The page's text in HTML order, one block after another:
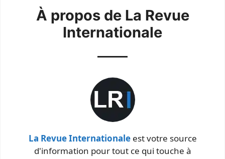
À propos de La Revue
Internationale
La Revue Internationaleest votre source
d'information pour tout ce qui touche à